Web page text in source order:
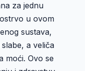
za jednu
u ovom
sustava,
a veliča
moći. Ovo se